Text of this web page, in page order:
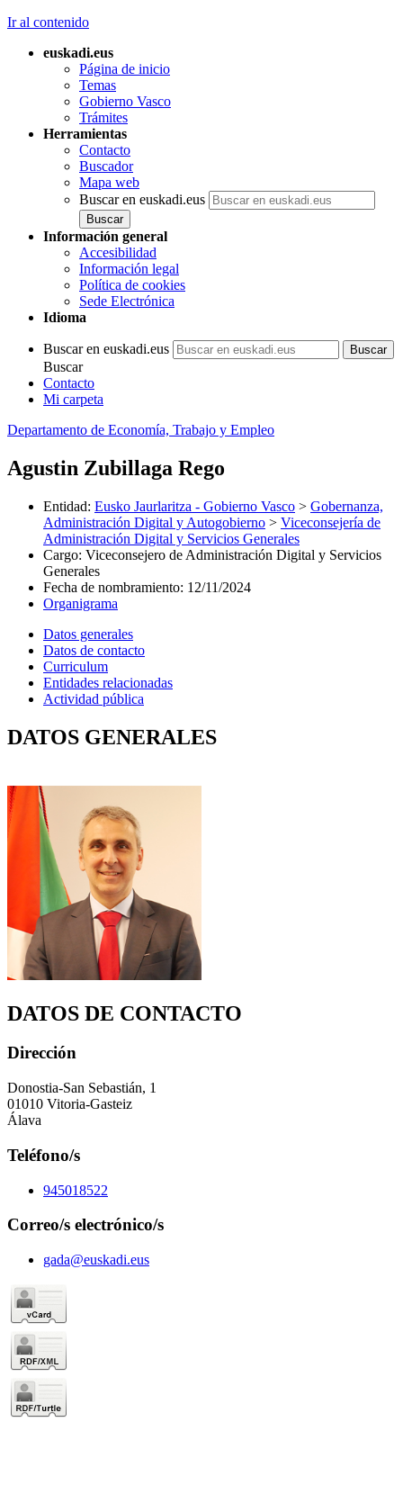
Ir al contenido
euskadi.eus
Página de inicio
Temas
Gobierno Vasco
Trámites
Herramientas
Contacto
Buscador
Mapa web
Buscar en euskadi.eus
Información general
Accesibilidad
Información legal
Política de cookies
Sede Electrónica
Idioma
Buscar en euskadi.eus
Buscar
Contacto
Mi carpeta
Departamento de Economía, Trabajo y Empleo
Agustin Zubillaga Rego
Entidad: Eusko Jaurlaritza - Gobierno Vasco > Gobernanza,
Administración Digital y Autogobierno > Viceconsejería de
Administración Digital y Servicios Generales
Cargo: Viceconsejero de Administración Digital y Servicios
Generales
Fecha de nombramiento: 12/11/2024
Organigrama
Datos generales
Datos de contacto
Curriculum
Entidades relacionadas
Actividad pública
DATOS GENERALES
DATOS DE CONTACTO
Dirección
Donostia-San Sebastián, 1
01010 Vitoria-Gasteiz
Álava
Teléfono/s
945018522
Correo/s electrónico/s
gada@euskadi.eus